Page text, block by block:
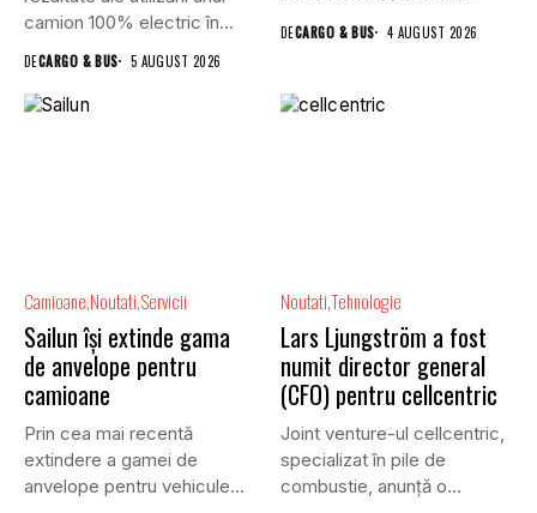
camion 100% electric în...
DECARGO & BUS 5 AUGUST 2026
DECARGO & BUS 4 AUGUST 2026
Camioane Noutati Servicii
Sailun își extinde gama
de anvelope pentru
camioane
Prin cea mai recentă
extindere a gamei de
anvelope pentru vehicule
NoutatiTehnologie
Lars Ljungström a fost
numit director general
(CFO) pentru cellcentric
Joint venture-ul cellcentric,
specializat în pile de
combustie, anunță o